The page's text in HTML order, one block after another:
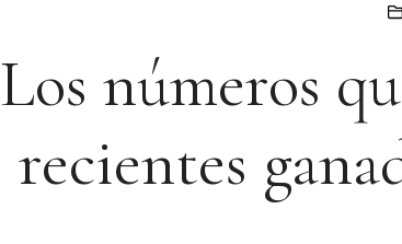
Los números
recientes